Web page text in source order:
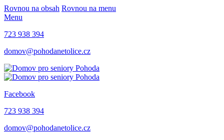
Rovnou na obsah Rovnou na menu
Menu
723 938 394
domov@pohodanetolice.cz
Facebook
723 938 394
domov@pohodanetolice.cz